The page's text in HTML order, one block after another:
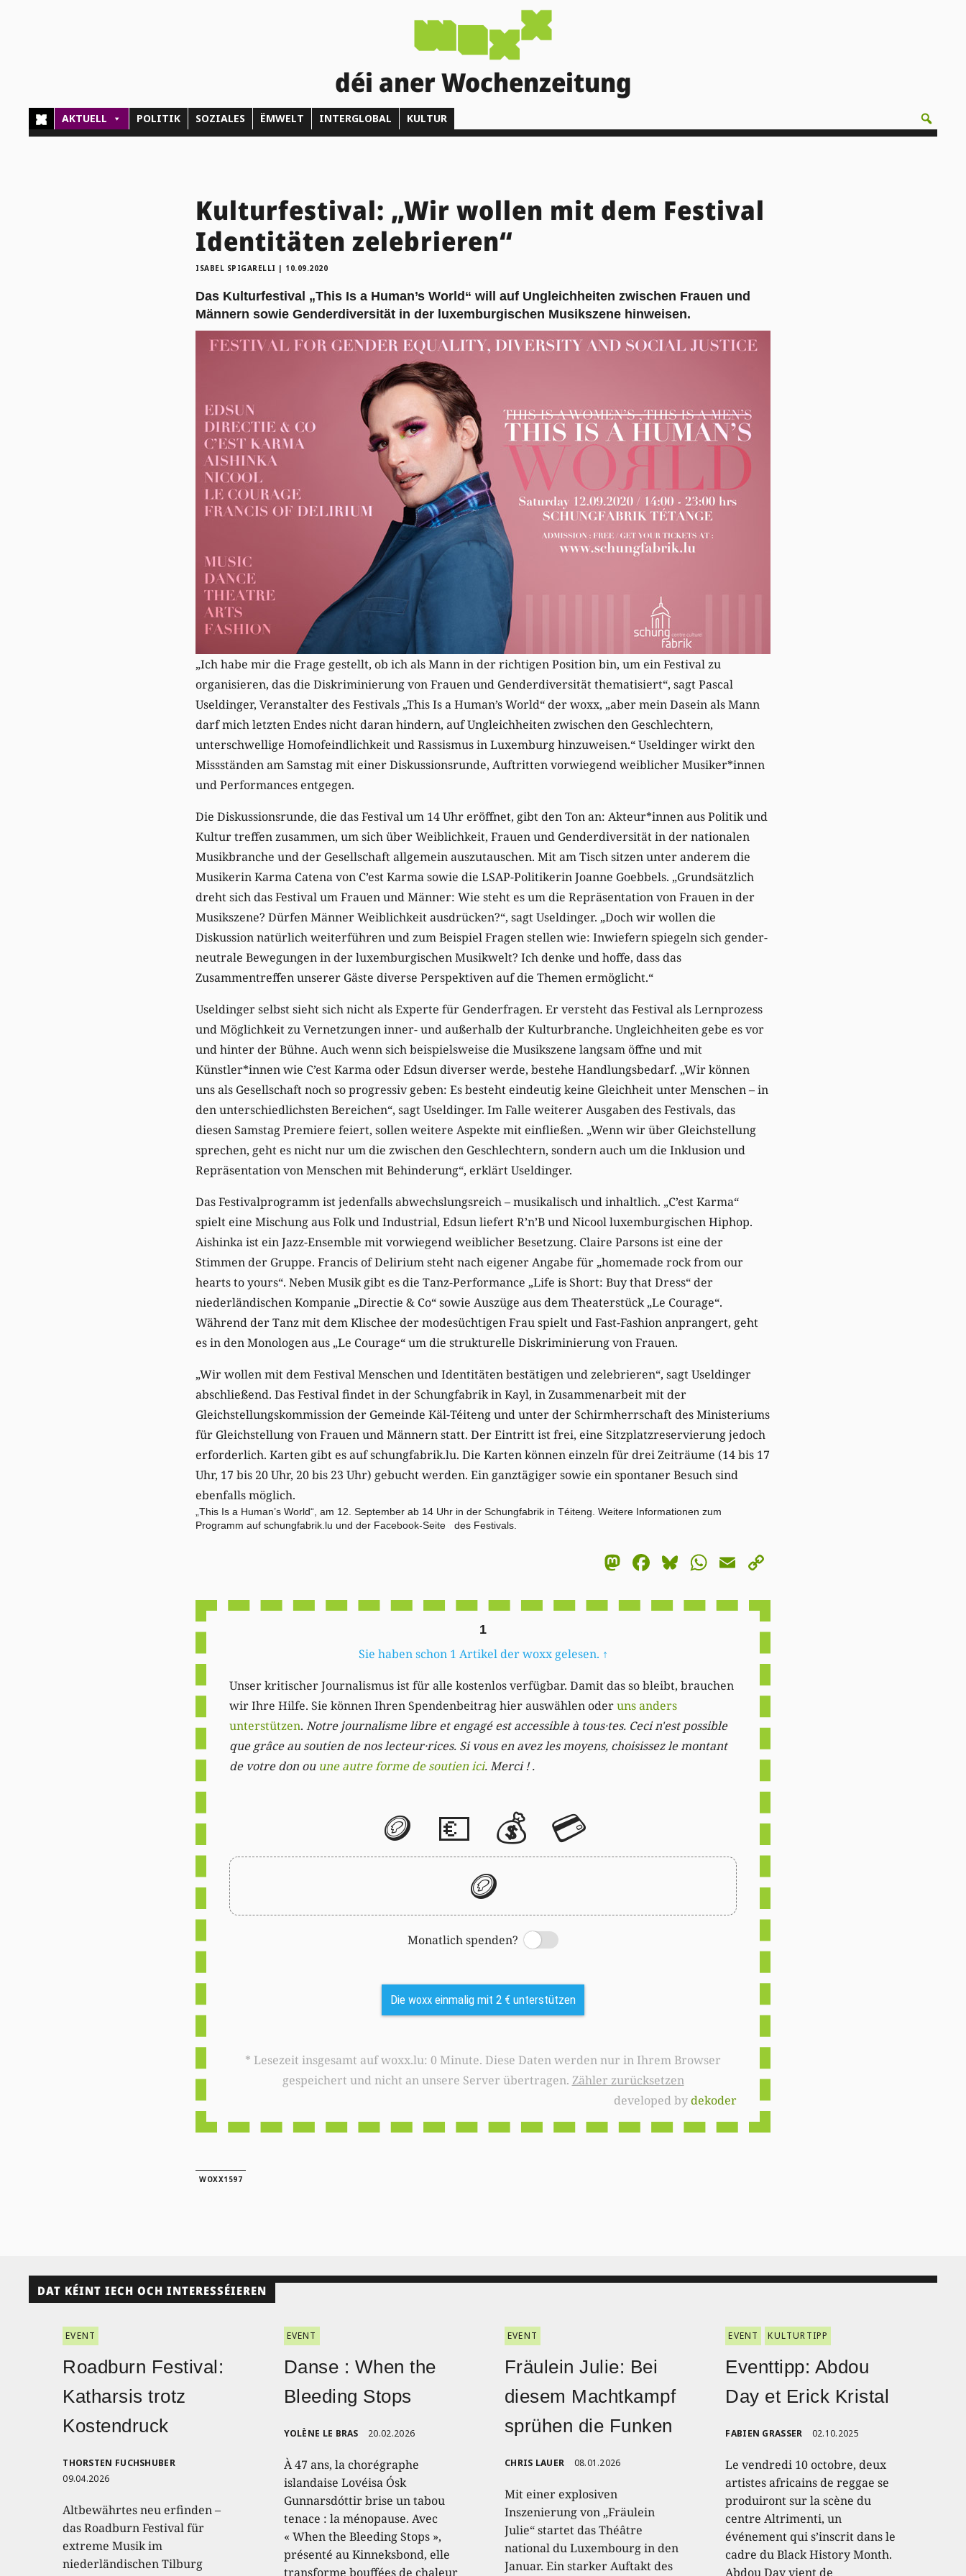
déi aner Wochenzeitung
AKTUELL POLITIK SOZIALES ËMWELT INTERGLOBAL KULTUR
Kulturfestival: „Wir wollen mit dem Festival
Identitäten zelebrieren“
ISABEL SPIGARELLI | 10.09.2020
Das Kulturfestival „This Is a Human’s World“ will auf Ungleichheiten zwischen Frauen und
Männern sowie Genderdiversität in der luxemburgischen Musikszene hinweisen.
„Ich habe mir die Frage gestellt, ob ich als Mann in der richtigen Position bin, um ein Festival zu
organisieren, das die Diskriminierung von Frauen und Genderdiversität thematisiert“, sagt Pascal
Useldinger, Veranstalter des Festivals „This Is a Human’s World“ der woxx, „aber mein Dasein als Mann
darf mich letzten Endes nicht daran hindern, auf Ungleichheiten zwischen den Geschlechtern,
unterschwellige Homofeindlichkeit und Rassismus in Luxemburg hinzuweisen.“ Useldinger wirkt den
Missständen am Samstag mit einer Diskussionsrunde, Auftritten vorwiegend weiblicher Musiker*innen
und Performances entgegen.
Die Diskussionsrunde, die das Festival um 14 Uhr eröffnet, gibt den Ton an: Akteur*innen aus Politik und
Kultur treffen zusammen, um sich über Weiblichkeit, Frauen und Genderdiversität in der nationalen
Musikbranche und der Gesellschaft allgemein auszutauschen. Mit am Tisch sitzen unter anderem die
Musikerin Karma Catena von C’est Karma sowie die LSAP-Politikerin Joanne Goebbels. „Grundsätzlich
dreht sich das Festival um Frauen und Männer: Wie steht es um die Repräsentation von Frauen in der
Musikszene? Dürfen Männer Weiblichkeit ausdrücken?“, sagt Useldinger. „Doch wir wollen die
Diskussion natürlich weiterführen und zum Beispiel Fragen stellen wie: Inwiefern spiegeln sich gender-
neutrale Bewegungen in der luxemburgischen Musikwelt? Ich denke und hoffe, dass das
Zusammentreffen unserer Gäste diverse Perspektiven auf die Themen ermöglicht.“
Useldinger selbst sieht sich nicht als Experte für Genderfragen. Er versteht das Festival als Lernprozess
und Möglichkeit zu Vernetzungen inner- und außerhalb der Kulturbranche. Ungleichheiten gebe es vor
und hinter der Bühne. Auch wenn sich beispielsweise die Musikszene langsam öffne und mit
Künstler*innen wie C’est Karma oder Edsun diverser werde, bestehe Handlungsbedarf. „Wir können
uns als Gesellschaft noch so progressiv geben: Es besteht eindeutig keine Gleichheit unter Menschen – in
den unterschiedlichsten Bereichen“, sagt Useldinger. Im Falle weiterer Ausgaben des Festivals, das
diesen Samstag Premiere feiert, sollen weitere Aspekte mit einfließen. „Wenn wir über Gleichstellung
sprechen, geht es nicht nur um die zwischen den Geschlechtern, sondern auch um die Inklusion und
Repräsentation von Menschen mit Behinderung“, erklärt Useldinger.
Das Festivalprogramm ist jedenfalls abwechslungsreich – musikalisch und inhaltlich. „C’est Karma“
spielt eine Mischung aus Folk und Industrial, Edsun liefert R’n’B und Nicool luxemburgischen Hiphop.
Aishinka ist ein Jazz-Ensemble mit vorwiegend weiblicher Besetzung. Claire Parsons ist eine der
Stimmen der Gruppe. Francis of Delirium steht nach eigener Angabe für „homemade rock from our
hearts to yours“. Neben Musik gibt es die Tanz-Performance „Life is Short: Buy that Dress“ der
niederländischen Kompanie „Directie & Co“ sowie Auszüge aus dem Theaterstück „Le Courage“.
Während der Tanz mit dem Klischee der modesüchtigen Frau spielt und Fast-Fashion anprangert, geht
es in den Monologen aus „Le Courage“ um die strukturelle Diskriminierung von Frauen.
„Wir wollen mit dem Festival Menschen und Identitäten bestätigen und zelebrieren“, sagt Useldinger
abschließend. Das Festival findet in der Schungfabrik in Kayl, in Zusammenarbeit mit der
Gleichstellungskommission der Gemeinde Käl-Téiteng und unter der Schirmherrschaft des Ministeriums
für Gleichstellung von Frauen und Männern statt. Der Eintritt ist frei, eine Sitzplatzreservierung jedoch
erforderlich. Karten gibt es auf schungfabrik.lu. Die Karten können einzeln für drei Zeiträume (14 bis 17
Uhr, 17 bis 20 Uhr, 20 bis 23 Uhr) gebucht werden. Ein ganztägiger sowie ein spontaner Besuch sind
ebenfalls möglich.
„This Is a Human’s World“, am 12. September ab 14 Uhr in der Schungfabrik in Téiteng. Weitere Informationen zum
Programm auf schungfabrik.lu und der Facebook-Seite des Festivals
Mastodon
Facebook
Bluesky
WhatsApp
Email
1
Sie haben schon 1 Artikel der woxx gelesen. ↑
Unser kritischer Journalismus ist für alle kostenlos verfügbar. Damit das so bleibt, brauchen
wir Ihre Hilfe. Sie können Ihren Spendenbeitrag hier auswählen oderuns anders
unterstützen. Notre journalisme libre et engagé est accessible à tous·tes. Ceci n'est possible
que grâce au soutien de nos lecteur·rices. Si vous en avez les moyens, choisissez le montant
de votre don ou une autre forme de soutien ici. Merci ! .
🪙 💶 💰 💳
🪙
Monatlich spenden?
Switch
Die woxx einmalig mit 2 € unterstützen
* Lesezeit insgesamt auf woxx.lu: 0 Minute. Diese Daten werden nur in Ihrem Browser
gespeichert und nicht an unsere Server übertragen. Zähler zurücksetzen
developed bydekoder
WOXX1597
DAT KÉINT IECH OCH INTERESSÉIEREN
EVENT
Roadburn Festival:
Katharsis trotz
Kostendruck
THORSTEN FUCHSHUBER
09.04.2026
Altbewährtes neu erfinden –
das Roadburn Festival für
extreme Musik im
niederländischen Tilburg
EVENT
Danse : When the
Bleeding Stops
YOLÈNE LE BRAS 20.02.2026
À 47 ans, la chorégraphe
islandaise Lovéisa Ósk
Gunnarsdóttir brise un tabou
tenace : la ménopause. Avec
« When the Bleeding Stops »,
présenté au Kinneksbond, elle
transforme bouffées de chaleur
EVENT
Fräulein Julie: Bei
diesem Machtkampf
sprühen die Funken
CHRIS LAUER 08.01.2026
Mit einer explosiven
Inszenierung von „Fräulein
Julie“ startet das Théâtre
national du Luxembourg in den
Januar. Ein starker Auftakt des
EVENT KULTURTIPP
Eventtipp: Abdou
Day et Erick Kristal
FABIEN GRASSER 02.10.2025
Le vendredi 10 octobre, deux
artistes africains de reggae se
produiront sur la scène du
centre Altrimenti, un
événement qui s’inscrit dans le
cadre du Black History Month.
Abdou Day vient de